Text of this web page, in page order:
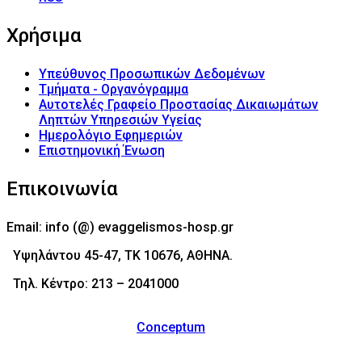
Χρήσιμα
Υπεύθυνος Προσωπικών Δεδομένων
Τμήματα - Οργανόγραμμα
Αυτοτελές Γραφείο Προστασίας Δικαιωμάτων
Ληπτών Υπηρεσιών Υγείας
Ημερολόγιο Εφημεριών
Επιστημονική Ένωση
Επικοινωνία
Email: info (@) evaggelismos-hosp.gr
Υψηλάντου 45-47, ΤΚ 10676, ΑΘΗΝΑ.
Τηλ. Κέντρο: 213 – 2041000
Conceptum